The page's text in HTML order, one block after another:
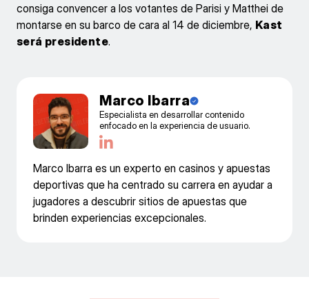
consiga convencer a los votantes de Parisi y Matthei de
montarse en su barco de cara al 14 de diciembre, Kast
será presidente.
Marco Ibarra
Especialista en desarrollar contenido
enfocado en la experiencia de usuario.
Marco Ibarra es un experto en casinos y apuestas
deportivas que ha centrado su carrera en ayudar a
jugadores a descubrir sitios de apuestas que
brinden experiencias excepcionales.